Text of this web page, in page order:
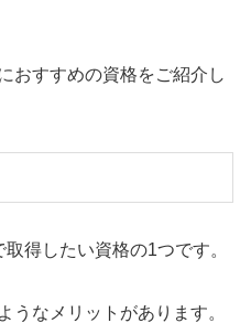
おすすめの資格をご紹介し
得したい資格の1つです。
うなメリットがあります。